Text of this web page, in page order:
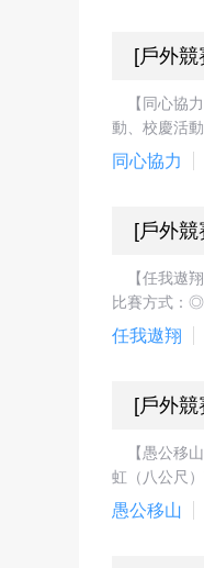
[戶外
【同心協
動、校慶活
同心協力
[戶外
【任我遨
比賽方式：◎
任我遨翔
[戶外
【愚公移
虹（八公尺
愚公移山